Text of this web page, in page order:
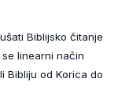
Biblijsko čitanje
linearni način
Bibliju od Korica do